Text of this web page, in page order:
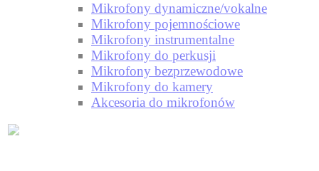
Mikrofony dynamiczne/vokalne
Mikrofony pojemnościowe
Mikrofony instrumentalne
Mikrofony do perkusji
Mikrofony bezprzewodowe
Mikrofony do kamery
Akcesoria do mikrofonów